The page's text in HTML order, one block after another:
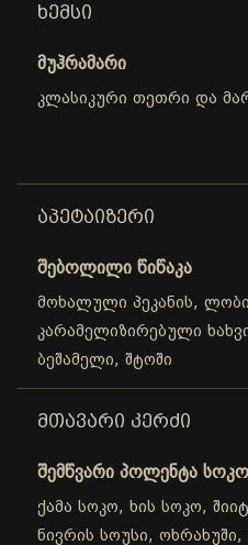
ᲮᲔᲛᲡᲘ
მუჰრამარი
კლასიკური თეთრი და
ᲐᲞᲔᲢᲐᲘᲖᲔᲠᲘ
შებოლილი წიწაკა
მოხალული პეკანის,
კარამელიზირებული
ბეშამელი, შტოში
ᲛᲗᲐᲕᲐᲠᲘ ᲙᲔᲠᲫᲘ
შემწვარი პოლენტა
ქამა სოკო, ხის სოკო,
ნივრის სოუსი,